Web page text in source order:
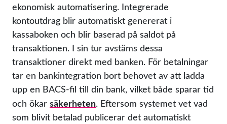
ekonomisk automatisering. Integrerade
kontoutdrag blir automatiskt genererat i
kassaboken och blir baserad på saldot på
transaktionen. I sin tur avstäms dessa
transaktioner direkt med banken. För betalningar
tar en bankintegration bort behovet av att ladda
upp en BACS-fil till din bank, vilket både sparar tid
och ökar säkerheten. Eftersom systemet vet vad
som blivit betalad publicerar det automatiskt